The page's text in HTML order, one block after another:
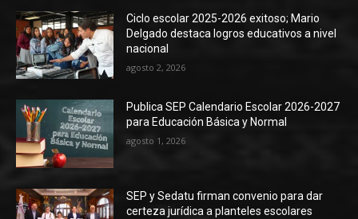
Ciclo escolar 2025-2026 exitoso; Mario
Delgado destaca logros educativos a nivel
nacional
agosto 2, 2026
Publica SEP Calendario Escolar 2026-2027
para Educación Básica y Normal
agosto 1, 2026
SEP y Sedatu firman convenio para dar
certeza jurídica a planteles escolares